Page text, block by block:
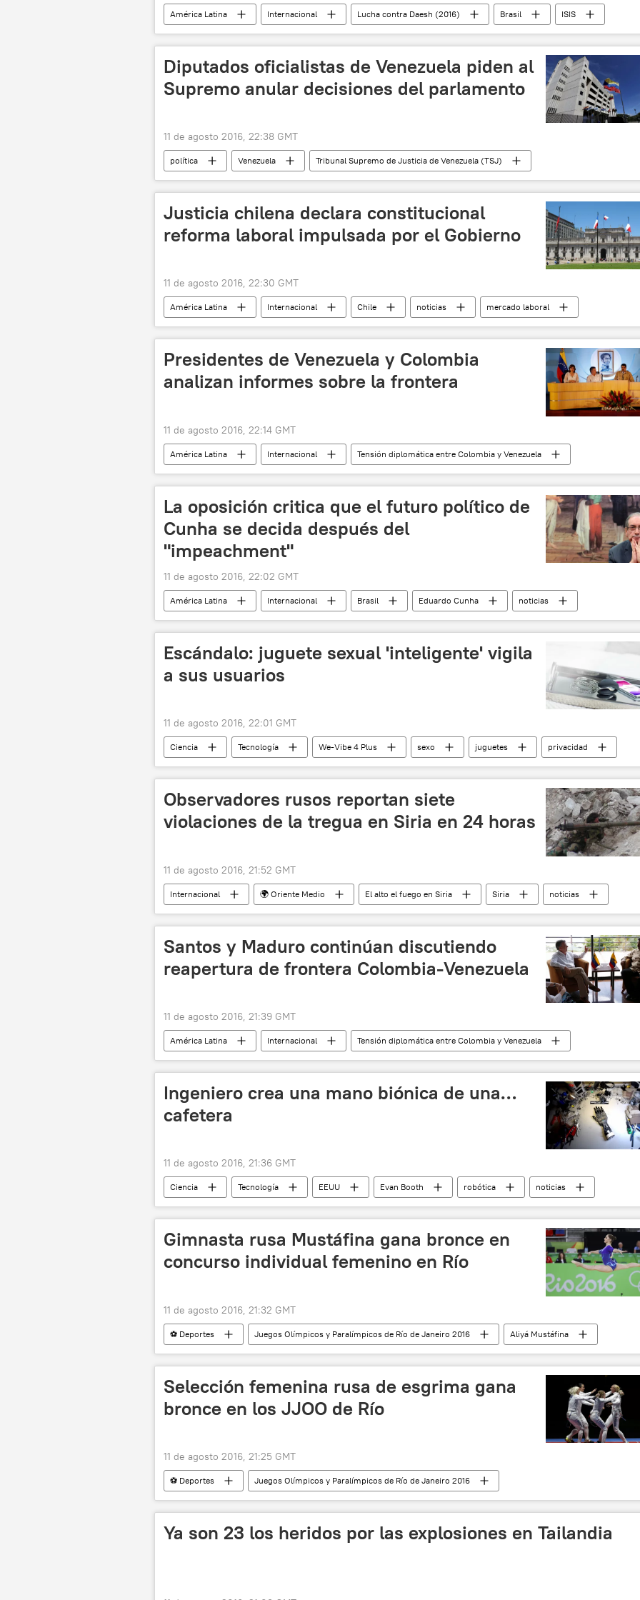
América Latina Internacional Lucha contra Daesh (2016) Brasil
ISIS
noticias
Diputados oficialistas de Venezuela piden al
Supremo anular decisiones del parlamento
11 de agosto 2016, 22:38 GMT
política Venezuela
Tribunal Supremo de Justicia de Venezuela (TSJ)
Asamblea Nacional de Venezuela
noticias
Justicia chilena declara constitucional
reforma laboral impulsada por el Gobierno
11 de agosto 2016, 22:30 GMT
América Latina Internacional Chile noticias mercado laboral
Presidentes de Venezuela y Colombia
analizan informes sobre la frontera
11 de agosto 2016, 22:14 GMT
América Latina Internacional
Tensión diplomática entre Colombia y Venezuela
Venezuela
Colombia Juan Manuel Santos
Nicolás Maduro
La oposición critica que el futuro político de
Cunha se decida después del
"impeachment"
11 de agosto 2016, 22:02 GMT
América Latina Internacional Brasil Eduardo Cunha noticias
Escándalo: juguete sexual 'inteligente' vigila
a sus usuarios
11 de agosto 2016, 22:01 GMT
Ciencia Tecnología We-Vibe 4 Plus sexo juguetes
privacidad
datos personales
noticias
Observadores rusos reportan siete
violaciones de la tregua en Siria en 24 horas
11 de agosto 2016, 21:52 GMT
Internacional 🌍 Oriente Medio El alto el fuego en Siria Siria noticias
Santos y Maduro continúan discutiendo
reapertura de frontera Colombia-Venezuela
11 de agosto 2016, 21:39 GMT
América Latina Internacional
Tensión diplomática entre Colombia y Venezuela
Colombia
Venezuela Juan Manuel Santos Nicolás Maduro noticias
Ingeniero crea una mano biónica de una…
cafetera
11 de agosto 2016, 21:36 GMT
Ciencia Tecnología EEUU Evan Booth robótica noticias
Gimnasta rusa Mustáfina gana bronce en
concurso individual femenino en Río
11 de agosto 2016, 21:32 GMT
⚽ Deportes Juegos Olímpicos y Paralímpicos de Río de Janeiro 2016
Aliyá Mustáfina
JJOO de Río de Janeiro de 2016
Rusia noticias
Selección femenina rusa de esgrima gana
bronce en los JJOO de Río
11 de agosto 2016, 21:25 GMT
⚽ Deportes
Juegos Olímpicos y Paralímpicos de Río de Janeiro 2016
JJOO de Río de Janeiro de 2016
esgrima Rusia noticias
Ya son 23 los heridos por las explosiones en Tailandia